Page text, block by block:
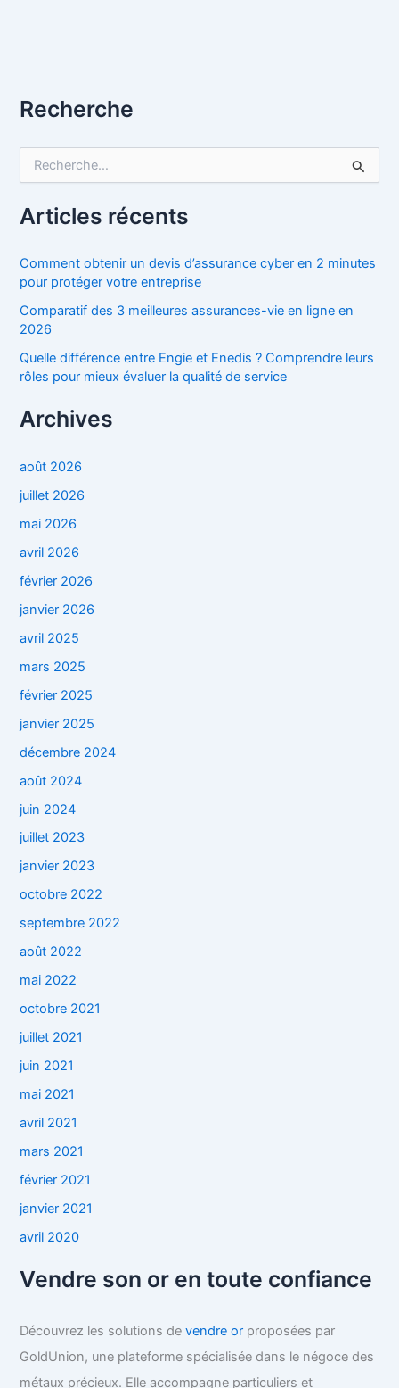
Recherche
h
e
c
h
r
:
Articles récents
Comment obtenir un devis d’assurance cyber en 2 minutes
pour protéger votre entreprise
Comparatif des 3 meilleures assurances-vie en ligne en
2026
Quelle différence entre Engie et Enedis ? Comprendre leurs
rôles pour mieux évaluer la qualité de service
Archives
août 2026
juillet 2026
mai 2026
avril 2026
février 2026
janvier 2026
avril 2025
mars 2025
février 2025
janvier 2025
décembre 2024
août 2024
juin 2024
juillet 2023
janvier 2023
octobre 2022
septembre 2022
août 2022
mai 2022
octobre 2021
juillet 2021
juin 2021
mai 2021
avril 2021
mars 2021
février 2021
janvier 2021
avril 2020
Vendre son or en toute confiance
Découvrez les solutions devendre or proposées par
GoldUnion, une plateforme spécialisée dans le négoce des
métaux précieux. Elle accompagne particuliers et